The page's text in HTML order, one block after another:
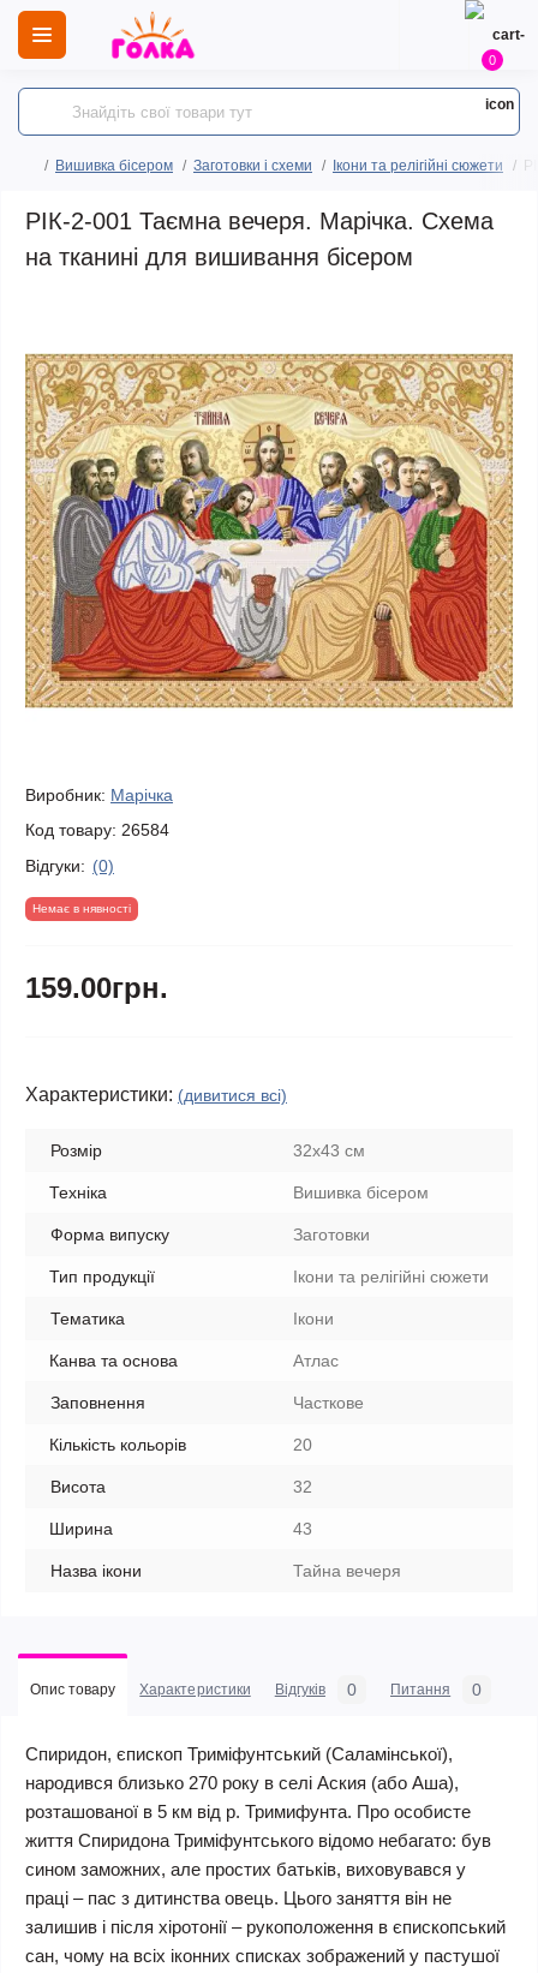
0
Вишивка бісером Заготовки і схеми Ікони та релігійні сюжети
РІК-2-001 Таємна вечеря. Марічка. Схема
на тканині для вишивання бісером
Виробник: Марічка
Код товару: 26584
Відгуки: (0)
Немає в нявності
159.00грн.
Характеристики: (дивитися всі)
Розмір 32х43 см
Техніка Вишивка бісером
Форма випуску Заготовки
Тип продукції Ікони та релігійні сюжети
Тематика Ікони
Канва та основа Атлас
Заповнення Часткове
Кількість кольорів 20
Висота 32
Ширина 43
Назва ікони Тайна вечеря
Опис товару Характеристики Відгуків 0 Питання 0
Спиридон, єпископ Триміфунтський (Саламінської),
народився близько 270 року в селі Аския (або Аша),
розташованої в 5 км від р. Тримифунта. Про особисте
життя Спиридона Триміфунтського відомо небагато: був
сином заможних, але простих батьків, виховувався у
праці – пас з дитинства овець. Цього заняття він не
залишив і після хіротонії – рукоположення в єпископський
сан, чому на всіх іконних списках зображений у пастушої